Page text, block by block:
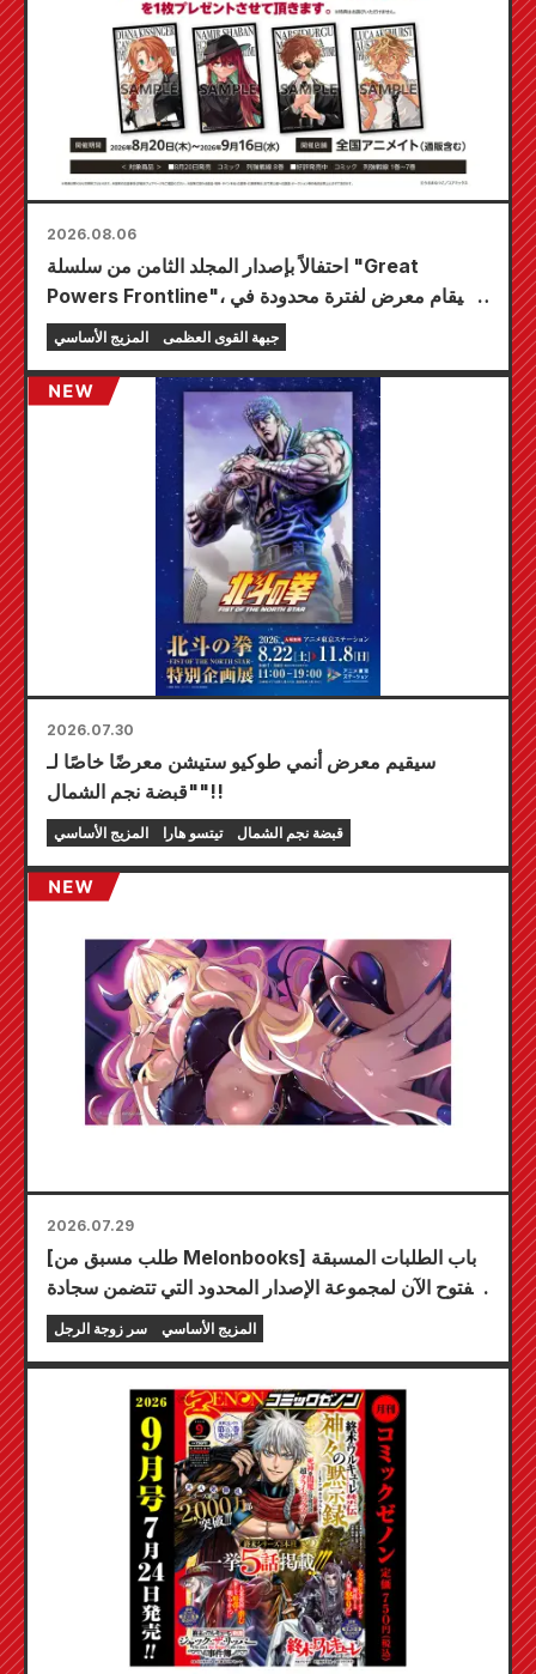
2026.08.06
احتفالاً بإصدار المجلد الثامن من سلسلة "Great
Powers Frontline"، سيقام معرض لفترة محدودة في
متاجر Animate في جميع أنحاء البلاد ابتداءً من 20
أغسطس، حيث يمكنك الحصول على بطاقة صغيرة
مرسومة خصيصًا (4 أنواع إجمالاً)!
المزيج الأساسي جبهة القوى العظمى
2026.07.30
سيقيم معرض أنمي طوكيو ستيشن معرضًا خاصًا لـ
"قبضة نجم الشمال"!!
المزيج الأساسي تيتسو هارا قبضة نجم الشمال
2026.07.29
[طلب مسبق من Melonbooks] باب الطلبات المسبقة
مفتوح الآن لمجموعة الإصدار المحدود التي تتضمن سجادة
لعب مميزة تحمل رسمًا رائعًا لشخصية فويوكي توجو
بريشة الفنان كودو! من المقرر إصدار المجلد السادس من
سر زوجة الرجل المزيج الأساسي